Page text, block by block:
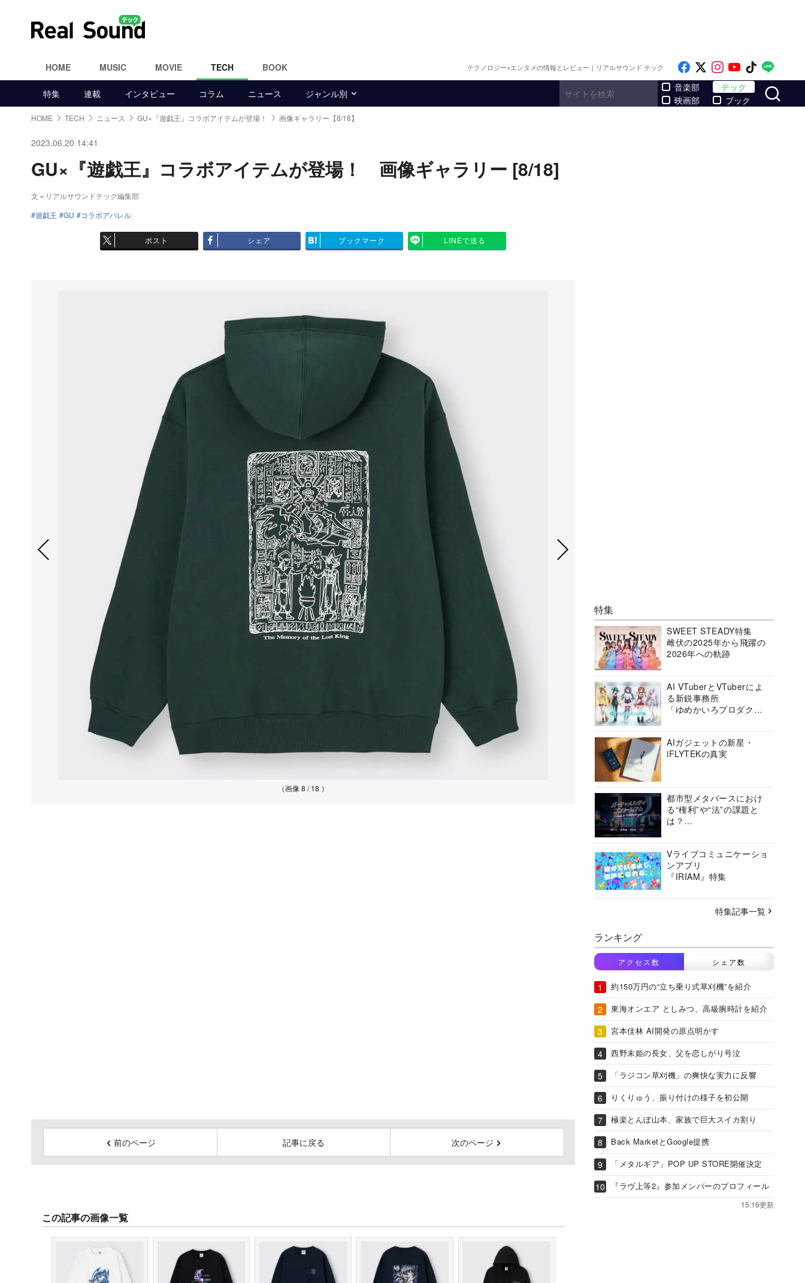
HOME MUSIC MOVIE TECH BOOK テクノロジー×エンタメの情報とレビュー｜リアルサウンド テック Like on Facebook
Follow on x
Follow on
Follow on
Follow
特集 連載 インタビュー コラム ニュース ジャンル別
音楽部
映画部
テック
ブック
HOME TECH ニュース GU×『遊戯王』コラボアイテムが登場！ 画像ギャラリー【8/18】
2023.06.20 14:41
GU×『遊戯王』コラボアイテムが登場！ 画像ギャラリー [8/18]
文＝リアルサウンドテック編集部
遊戯王
GU コラボアパレル
ポスト シェア ブックマーク LINEで送る
（画像 8 / 18 ）
前のページ 記事に戻る 次のページ
この記事の画像一覧
特集
SWEET STEADY特集
雌伏の2025年から飛躍の
2026年への軌跡
AI VTuberとVTuberによ
る新鋭事務所
「ゆめかいろプロダクシ
AIガジェットの新星・
iFLYTEKの真実
都市型メタバースにおけ
る“権利”や“法”の課題と
は？
ーシアムの挑戦に迫る
Vライブコミュニケーショ
ンアプリ
『IRIAM』特集
特集記事一覧
ランキング
アクセス数 シェア数
約150万円の“立ち乗り式草刈機”を紹介
東海オンエア としみつ、高級腕時計を紹介
宮本佳林 AI開発の原点明かす
西野未姫の長女、父を恋しがり号泣
「ラジコン草刈機」の爽快な実力に反響
りくりゅう、振り付けの様子を初公開
極楽とんぼ山本、家族で巨大スイカ割り
Back MarketとGoogle提携
「メタルギア」POP UP STORE開催決定
『ラヴ上等2』参加メンバーのプロフィール
15:16更新